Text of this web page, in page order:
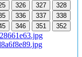
326 327
328
336 337
338
346 351 352